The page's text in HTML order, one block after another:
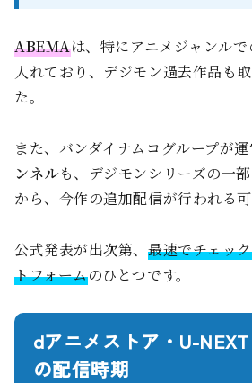
ABEMAは、特にアニメジャンル
入れており、デジモン過去作品も
た。
また、バンダイナムコグループが運
ンネルも、デジモンシリーズの一
から、今作の追加配信が行われる可
公式発表が出次第、最速でチェッ
トフォームのひとつです。
dアニメストア・U-
の配信時期